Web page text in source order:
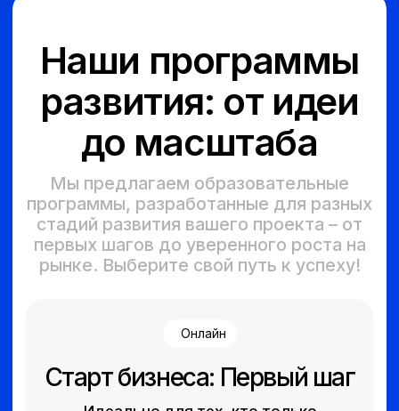
Старт бизнеса
к созданию продукта. Вы научитесь
разрабатывать бизнес-модель,
проверять гипотезы, привлекать первых
клиентов и многое другое.
Идеально для тех, кто только
задумывается о бизнесе или имеет
сырую идею. Вы получите базовые
на жизнеспособность и сформируете
первые шаги к реализации.
Для кого
Начинающие предприниматели,
студенты, те, кто ищет себя в бизнесе.
Регистрация